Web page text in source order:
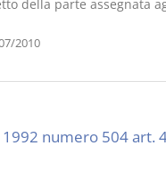
della parte assegnata
2010
numero 504 art.